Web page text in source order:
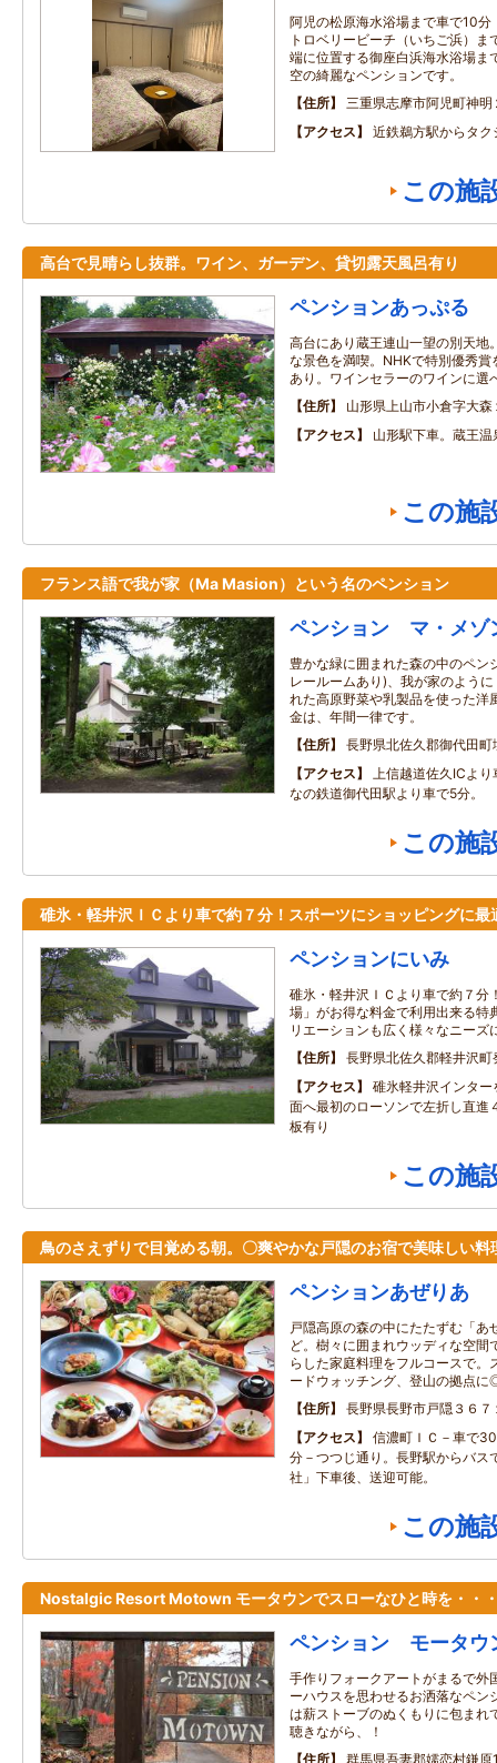
阿児の松原海水浴場まで車で10
トロベリービーチ（いちご浜）
端に位置する御座白浜海水浴場ま
空の綺麗なペンションです。
住所
三重県志摩市阿児町神明
アクセス
近鉄鵜方駅からタク
この施
高台で見晴らし抜群。ワイン、ガーデン、貸切露天風呂有り
ペンションあっぷる
高台にあり蔵王連山一望の別天地
な景色を満喫。NHKで特別優秀
あり。ワインセラーのワインに選
住所
山形県上山市小倉字大森
アクセス
山形駅下車。蔵王
この施
フランス語で我が家（Ma Masion）という名のペンション
ペンション マ・メゾ
豊かな緑に囲まれた森の中のペン
レールームあり)、我が家のよう
れた高原野菜や乳製品を使った
金は、年間一律です。
住所
長野県北佐久郡御代田
アクセス
上信越道佐久ICよ
なの鉄道御代田駅より車で5分。
この施
碓氷・軽井沢ＩＣより車で約７分！スポーツにショッピングに最
ペンションにいみ
碓氷・軽井沢ＩＣより車で約７分
場」がお得な料金で利用出来る特
リエーションも広く様々なニーズ
住所
長野県北佐久郡軽井沢町
アクセス
碓氷軽井沢インタ
面へ最初のローソンで左折し直進
板有り
この施
鳥のさえずりで目覚める朝。〇爽やかな戸隠のお宿で美味しい料
ペンションあぜりあ
戸隠高原の森の中にたたずむ「あ
ど。樹々に囲まれウッディな空間
らした家庭料理をフルコースで。
ードウォッチング、登山の拠点
住所
長野県長野市戸隠３６７
アクセス
信濃町ＩＣ－車で
分－つつじ通り。長野駅からバス
社」下車後、送迎可能。
この施
Nostalgic Resort Motown モータウンでスローなひと時を・・
ペンション モータウ
手作りフォークアートがまるで外
ーハウスを思わせるお洒落なペン
は薪ストーブのぬくもりに包まれ
聴きながら、！
住所
群馬県吾妻郡嬬恋村鎌